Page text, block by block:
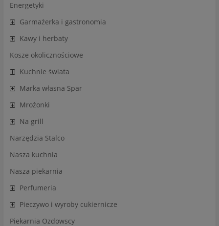
Energetyki
Garmażerka i gastronomia
Kawy i herbaty
Kosze okolicznościowe
Kuchnie świata
Marka własna Spar
Mrożonki
Na grill
Narzędzia Stalco
Nasza kuchnia
Nasza piekarnia
Perfumeria
Pieczywo i wyroby cukiernicze
Piekarnia Ozdowscy